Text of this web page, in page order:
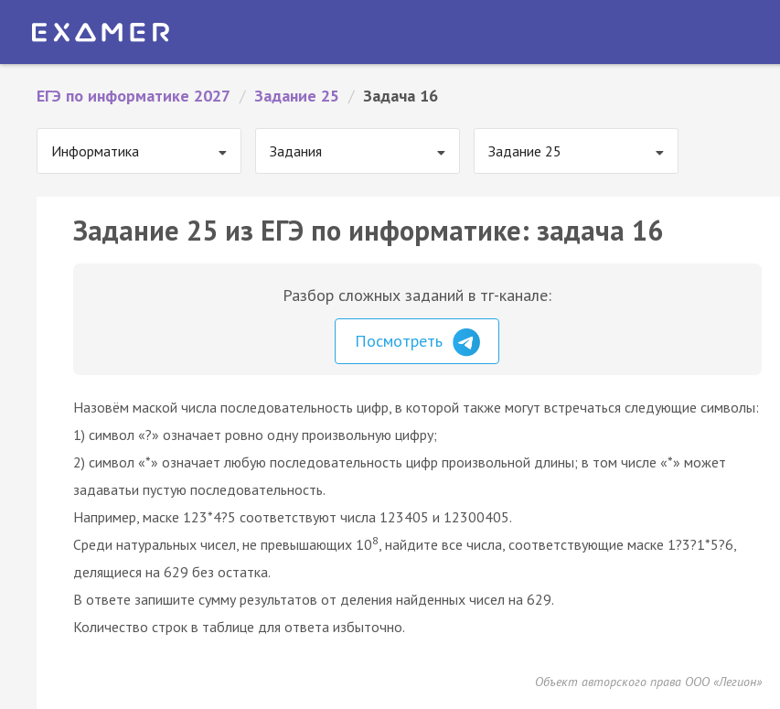
ЕГЭ по информатике 2027 / Задание 25 / Задача 16
Информатика Задания Задание 25
Задание 25 из ЕГЭ по информатике: задача 16
Разбор сложных заданий в тг-канале:
Посмотреть
Назовём маской числа последовательность цифр, в которой также могут встречаться следующие символы:
1) символ «?» означает ровно одну произвольную цифру;
2) символ «*» означает любую последовательность цифр произвольной длины; в том числе «*» может
задаватьи пустую последовательность.
Например, маске 123*4?5 соответствуют числа 123405 и 12300405.
Среди натуральных чисел, не превышающих 108 , найдите все числа, соответствующие маске 1?3?1*5?6,
делящиеся на 629 без остатка.
В ответе запишите сумму результатов от деления найденных чисел на 629.
Количество строк в таблице для ответа избыточно.
Объект авторского права ООО «Легион»